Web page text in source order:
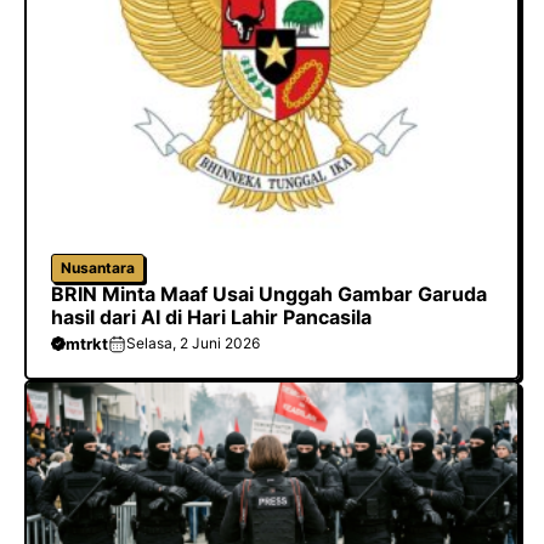
Nusantara
BRIN Minta Maaf Usai Unggah Gambar Garuda
hasil dari AI di Hari Lahir Pancasila
mtrkt Selasa, 2 Juni 2026